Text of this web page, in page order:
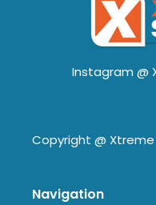
Instagram @
Copyright @
Navigation